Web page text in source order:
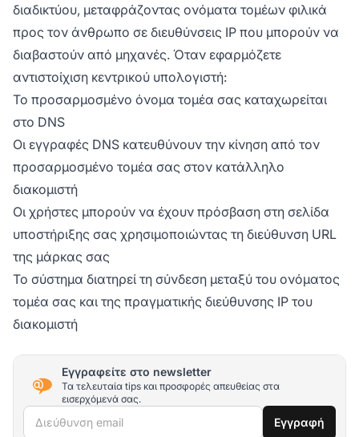
διαδικτύου, μεταφράζοντας ονόματα τομέων φιλικά
προς τον άνθρωπο σε διευθύνσεις IP που μπορούν να
διαβαστούν από μηχανές. Όταν εφαρμόζετε
αντιστοίχιση κεντρικού υπολογιστή:
Το προσαρμοσμένο όνομα τομέα σας καταχωρείται
στο DNS
Οι εγγραφές DNS κατευθύνουν την κίνηση από τον
προσαρμοσμένο τομέα σας στον κατάλληλο
διακομιστή
Οι χρήστες μπορούν να έχουν πρόσβαση στη σελίδα
υποστήριξης σας χρησιμοποιώντας τη διεύθυνση URL
της μάρκας σας
Το σύστημα διατηρεί τη σύνδεση μεταξύ του ονόματος
τομέα σας και της πραγματικής διεύθυνσης IP του
διακομιστή
Εγγραφείτε στο newsletter
Τα τελευταία tips και προσφορές απευθείας στα
εισερχόμενά σας.
Διεύθυνση email Εγγραφή